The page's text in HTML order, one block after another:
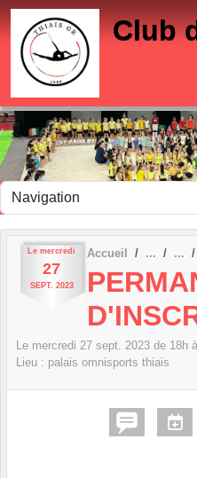
Club
Le mercredi
27
SEPT. 2023
Accueil
Le mercredi 27 sept. 2023 de 18h
Lieu : palais omnisports thiais
Panneau de gestion des